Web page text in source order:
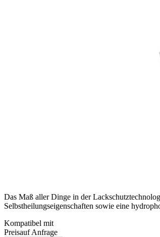
Das Maß aller Dinge in der
Selbstheilungseigenschaften sowie eine
Kompatibel mit
Preisauf Anfrage